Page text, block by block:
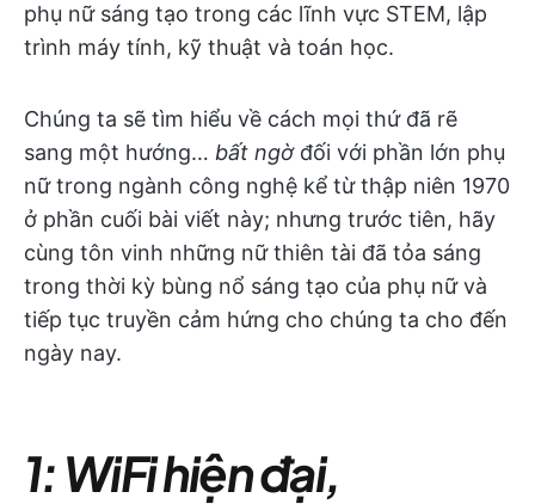
phụ nữ sáng tạo trong các lĩnh vực STEM, lập
trình máy tính, kỹ thuật và toán học.
Chúng ta sẽ tìm hiểu về cách mọi thứ đã rẽ
sang một hướng… bất ngờđối với phần lớn phụ
nữ trong ngành công nghệ kể từ thập niên 1970
ở phần cuối bài viết này; nhưng trước tiên, hãy
cùng tôn vinh những nữ thiên tài đã tỏa sáng
trong thời kỳ bùng nổ sáng tạo của phụ nữ và
tiếp tục truyền cảm hứng cho chúng ta cho đến
ngày nay.
1: WiFi hiện đại,